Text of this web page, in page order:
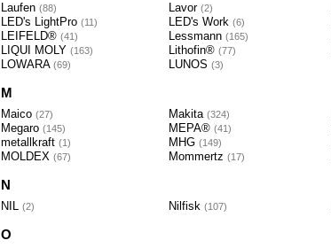
Laufen 88 Lavor 2
LED's LightPro 11 LED's Work 6
LEIFELD® 41 Lessmann 165
LIQUI MOLY 163 Lithofin® 77
LOWARA 69 LUNOS 3
M
Maico 27 Makita 324
Megaro 145 MEPA® 41
metallkraft 1 MHG 149
MOLDEX 67 Mommertz 17
N
NIL 2 Nilfisk 107
O